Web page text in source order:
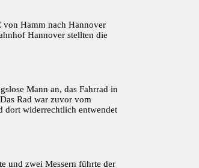
von Hamm nach Hannover
Hannover stellten die
Mann an, das Fahrrad in
Rad war zuvor vom
dort widerrechtlich entwendet
und zwei Messern führte der